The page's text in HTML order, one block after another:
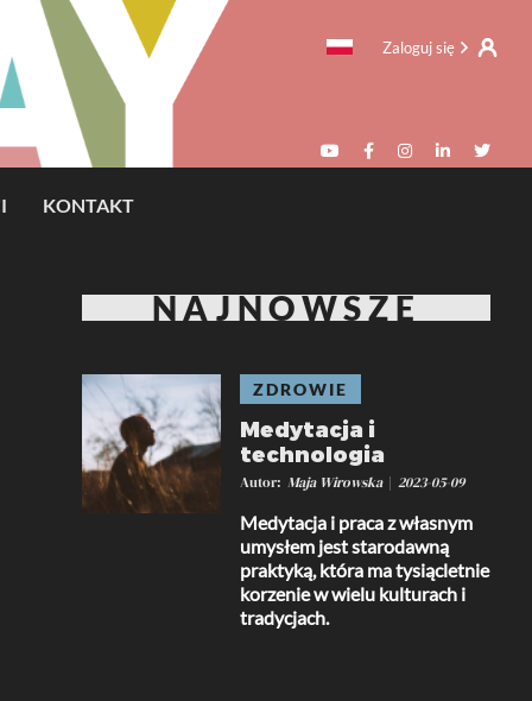
KONTAKT
Zaloguj się
NAJNOWSZE
ZDROWIE
Medytacja i
technologia
Autor Maja Wirowska 2023-05-09
Medytacja i praca z własnym
umysłem jest starodawną
praktyką, która ma tysiącletnie
korzenie w wielu kulturach i
tradycjach.